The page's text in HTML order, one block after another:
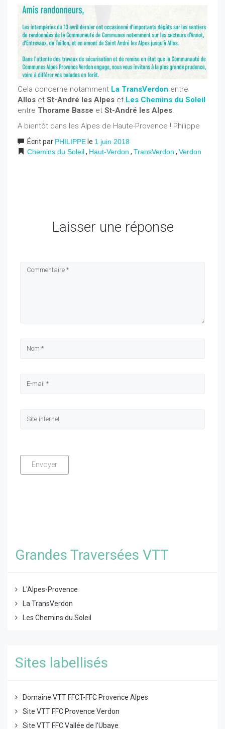
Cela concerne notamment La TransVerdon entre
Allos et St-André les Alpes et Les Chemins du Soleil
entre Thorame Basse et St-André les Alpes.
A bientôt dans les Alpes de Haute-Provence ! Philippe
Écrit par PHILIPPE le 1 juin 2018
Chemins du Soleil, Haut-Verdon , TransVerdon , Verdon
Laisser une réponse
Grandes Traversées VTT
L'Alpes-Provence
La TransVerdon
Les Chemins du Soleil
Sites labellisés
Domaine VTT FFCT-FFC Provence Alpes
Site VTT FFC Provence Verdon
Site VTT FFC Vallée de l'Ubaye